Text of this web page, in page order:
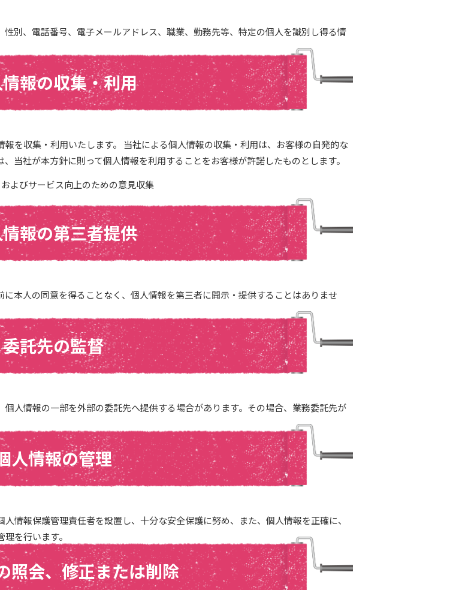
別、電話番号、電子メールアドレス、職業、勤務先等、特定の個人を識別し得る情
報の収集・利用
を収集・利用いたします。 当社による個人情報の収集・利用は、お客様の自発的な
当社が本方針に則って個人情報を利用することをお客様が許諾したものとします。
よびサービス向上のための意見収集
報の第三者提供
本人の同意を得ることなく、個人情報を第三者に開示・提供することはありませ
委託先の監督
人情報の一部を外部の委託先へ提供する場合があります。その場合、業務委託先が
人情報の管理
情報保護管理責任者を設置し、十分な安全保護に努め、また、個人情報を正確に、
を行います。
照会、修正または削除